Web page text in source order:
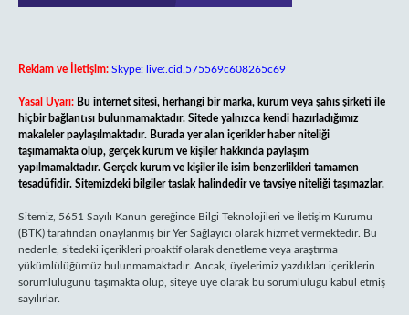
Reklam ve İletişim: Skype: live:.cid.575569c608265c69
Yasal Uyarı: Bu internet sitesi, herhangi bir marka, kurum veya şahıs şirketi ile
hiçbir bağlantısı bulunmamaktadır. Sitede yalnızca kendi hazırladığımız
makaleler paylaşılmaktadır. Burada yer alan içerikler haber niteliği
taşımamakta olup, gerçek kurum ve kişiler hakkında paylaşım
yapılmamaktadır. Gerçek kurum ve kişiler ile isim benzerlikleri tamamen
tesadüfidir. Sitemizdeki bilgiler taslak halindedir ve tavsiye niteliği taşımazlar.
Sitemiz, 5651 Sayılı Kanun gereğince Bilgi Teknolojileri ve İletişim Kurumu
(BTK) tarafından onaylanmış bir Yer Sağlayıcı olarak hizmet vermektedir. Bu
nedenle, sitedeki içerikleri proaktif olarak denetleme veya araştırma
yükümlülüğümüz bulunmamaktadır. Ancak, üyelerimiz yazdıkları içeriklerin
sorumluluğunu taşımakta olup, siteye üye olarak bu sorumluluğu kabul etmiş
sayılırlar.